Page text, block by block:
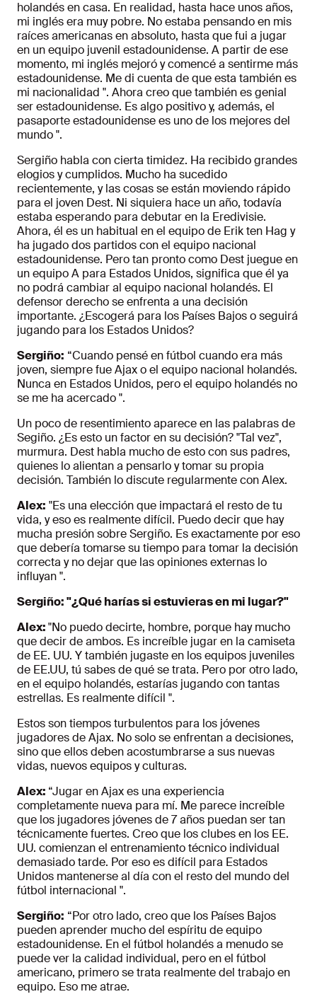
holandés en casa. En realidad, hasta hace unos años,
mi inglés era muy pobre. No estaba pensando en mis
raíces americanas en absoluto, hasta que fui a jugar
en un equipo juvenil estadounidense. A partir de ese
momento, mi inglés mejoró y comencé a sentirme más
estadounidense. Me di cuenta de que esta también es
mi nacionalidad ". Ahora creo que también es genial
ser estadounidense. Es algo positivo y, además, el
pasaporte estadounidense es uno de los mejores del
mundo ".
Sergiño habla con cierta timidez. Ha recibido grandes
elogios y cumplidos. Mucho ha sucedido
recientemente, y las cosas se están moviendo rápido
para el joven Dest. Ni siquiera hace un año, todavía
estaba esperando para debutar en la Eredivisie.
Ahora, él es un habitual en el equipo de Erik ten Hag y
ha jugado dos partidos con el equipo nacional
estadounidense. Pero tan pronto como Dest juegue en
un equipo A para Estados Unidos, significa que él ya
no podrá cambiar al equipo nacional holandés. El
defensor derecho se enfrenta a una decisión
importante. ¿Escogerá para los Países Bajos o seguirá
jugando para los Estados Unidos?
Sergiño: “Cuando pensé en fútbol cuando era más
joven, siempre fue Ajax o el equipo nacional holandés.
Nunca en Estados Unidos, pero el equipo holandés no
se me ha acercado ".
Un poco de resentimiento aparece en las palabras de
Segiño. ¿Es esto un factor en su decisión? "Tal vez",
murmura. Dest habla mucho de esto con sus padres,
quienes lo alientan a pensarlo y tomar su propia
decisión. También lo discute regularmente con Alex.
Alex: "Es una elección que impactará el resto de tu
vida, y eso es realmente difícil. Puedo decir que hay
mucha presión sobre Sergiño. Es exactamente por eso
que debería tomarse su tiempo para tomar la decisión
correcta y no dejar que las opiniones externas lo
influyan ".
Sergiño: "¿Qué harías si estuvieras en mi lugar?"
Alex:"No puedo decirte, hombre, porque hay mucho
que decir de ambos. Es increíble jugar en la camiseta
de EE. UU. Y también jugaste en los equipos juveniles
de EE.UU, tú sabes de qué se trata. Pero por otro lado,
en el equipo holandés, estarías jugando con tantas
estrellas. Es realmente difícil ".
Estos son tiempos turbulentos para los jóvenes
jugadores de Ajax. No solo se enfrentan a decisiones,
sino que ellos deben acostumbrarse a sus nuevas
vidas, nuevos equipos y culturas.
Alex: “Jugar en Ajax es una experiencia
completamente nueva para mí. Me parece increíble
que los jugadores jóvenes de 7 años puedan ser tan
técnicamente fuertes. Creo que los clubes en los EE.
UU. comienzan el entrenamiento técnico individual
demasiado tarde. Por eso es difícil para Estados
Unidos mantenerse al día con el resto del mundo del
fútbol internacional ".
Sergiño: “Por otro lado, creo que los Países Bajos
pueden aprender mucho del espíritu de equipo
estadounidense. En el fútbol holandés a menudo se
puede ver la calidad individual, pero en el fútbol
americano, primero se trata realmente del trabajo en
equipo. Eso me atrae.